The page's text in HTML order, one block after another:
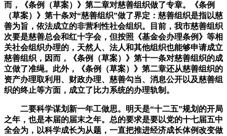
而，《条例（草案）》第二章对慈善组织做了专章。《条例
（草案）》第十条对“慈善组织”做了界定：慈善组织是指以慈
善为旨，依法成立的非营利性社会组织。目前，我市慈善组织
次要是慈善总会和红十字会，但按照《基金会办理条例》等相
关社会组织办理的，天然人、法人和其他组织也能够申请成立
慈善组织，因而，《条例（草案）》第十一条对慈善组织的成
立做了准绳。此外，《条例（草案）》第二章还从慈善组织的
资产办理取利用、财政办理、慈善勾当、消息公开以及慈善组
织的终止等方面，成立了比力系统的办理轨制。
二要科学谋划新一年工做思。明天是“十二五”规划的开局
之年，也是本届的届末之年。总的要求是要以党的十七届五中
全会为，以科学成长为从题，一直把推进经济成长体例改变做